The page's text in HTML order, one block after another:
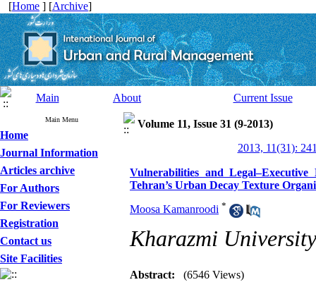
[Home ] [Archive]
Main About Current Issue
Main Menu
Home
Journal Information
Articles archive
For Authors
For Reviewers
Registration
Contact us
Site Facilities
Volume 11, Issue 31 (9-2013)
2013, 11(31):
Vulnerabilities and Legal–Executive
Tehran’s Urban Decay Texture
Moosa Kamanroodi *
Kharazmi University
Abstract: (6546 Views)